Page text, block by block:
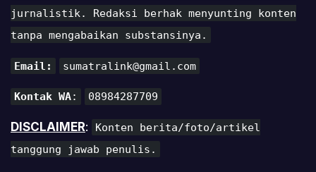
jurnalistik. Redaksi berhak menyunting konten
tanpa mengabaikan substansinya.
Email: sumatralink@gmail.com
Kontak WA: 08984287709
DISCLAIMER:
Konten berita/foto/artikel
tanggung jawab penulis.